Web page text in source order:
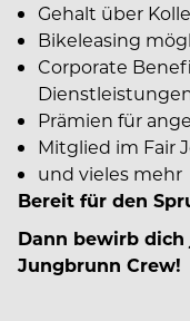
Gehalt über
Bikeleasing
Corporate
Prämien für
Mitglied im Fair
und vieles mehr
Bereit für den
Dann bewirb
Jungbrunn Crew!